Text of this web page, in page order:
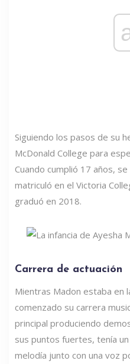
Siguiendo los pasos de su
McDonald College para
Cuando cumplió 17 años,
matriculó en el Victoria
graduó en 2018.
Carrera de actuación
Mientras Madon estaba en
comenzado su carrera
principal produciendo
sus puntos fuertes, tenía
melodía junto con una voz